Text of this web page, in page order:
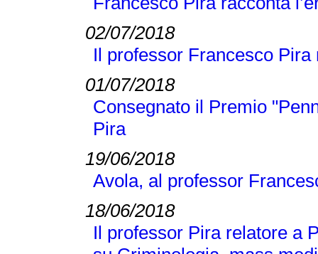
02/07/2018
Il professor Francesco
01/07/2018
Consegnato il Premio
Pira
19/06/2018
Avola, al professor
18/06/2018
Il professor Pira relatore a